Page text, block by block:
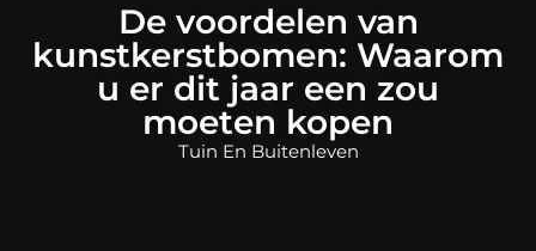
De voordelen van
kunstkerstbomen: Waarom
u er dit jaar een zou
moeten kopen
Tuin En Buitenleven